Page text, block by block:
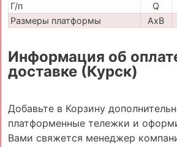
Г/п Q
Размеры платформы
AxB
Информация об
доставке (Курск)
Добавьте в Корзину
платформенные тележки и
Вами свяжется менеджер